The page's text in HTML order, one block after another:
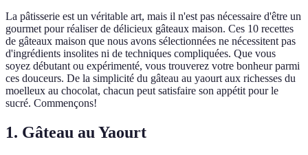
La pâtisserie est un véritable art, mais il n'est pas nécessaire d'être un
gourmet pour réaliser de délicieux gâteaux maison. Ces 10 recettes
de gâteaux maison que nous avons sélectionnées ne nécessitent pas
d'ingrédients insolites ni de techniques compliquées. Que vous
soyez débutant ou expérimenté, vous trouverez votre bonheur parmi
ces douceurs. De la simplicité du gâteau au yaourt aux richesses du
moelleux au chocolat, chacun peut satisfaire son appétit pour le
sucré. Commençons!
1. Gâteau au Yaourt